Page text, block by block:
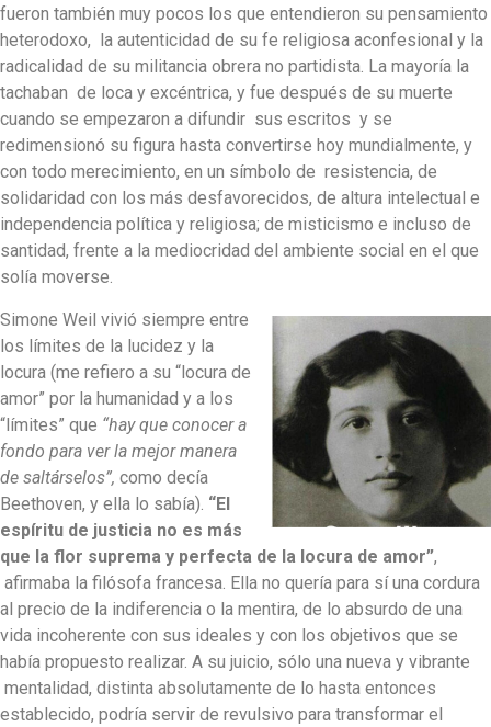
fueron también muy pocos los que entendieron su pensamiento
heterodoxo, la autenticidad de su fe religiosa aconfesional y la
radicalidad de su militancia obrera no partidista. La mayoría la
tachaban de loca y excéntrica, y fue después de su muerte
cuando se empezaron a difundir sus escritos y se
redimensionó su figura hasta convertirse hoy mundialmente, y
con todo merecimiento, en un símbolo de resistencia, de
solidaridad con los más desfavorecidos, de altura intelectual e
independencia política y religiosa; de misticismo e incluso de
santidad, frente a la mediocridad del ambiente social en el que
solía moverse.
Simone Weil vivió siempre entre
los límites de la lucidez y la
locura (me refiero a su “locura de
amor” por la humanidad y a los
“límites” que “hay que conocer a
fondo para ver la mejor manera
de saltárselos”, como decía
Beethoven, y ella lo sabía). “El
espíritu de justicia no es más
que la flor suprema y perfecta de la locura de amor”,
afirmaba la filósofa francesa. Ella no quería para sí una cordura
al precio de la indiferencia o la mentira, de lo absurdo de una
vida incoherente con sus ideales y con los objetivos que se
había propuesto realizar. A su juicio, sólo una nueva y vibrante
mentalidad, distinta absolutamente de lo hasta entonces
establecido, podría servir de revulsivo para transformar el